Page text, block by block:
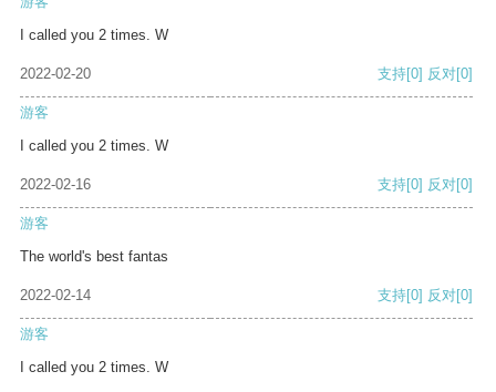
I called you 2 times. W
2022-02-20 支持[0] 反对[0]
游客
I called you 2 times. W
2022-02-16 支持[0] 反对[0]
游客
The world's best fantas
2022-02-14 支持[0] 反对[0]
游客
I called you 2 times. W